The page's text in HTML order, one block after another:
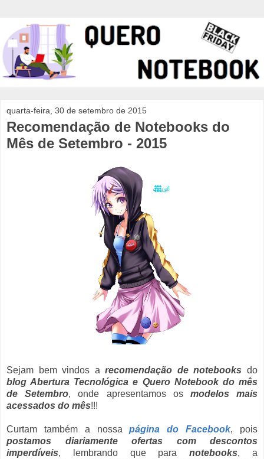
quarta-feira, 30 de setembro de 2015
Recomendação de Notebooks do
Mês de Setembro - 2015
Sejam bem vindos arecomendação de notebooks do
blog Abertura Tecnológica e Quero Notebook do mês
de Setembro, onde apresentamos os modelos mais
acessados do mês!!!
Curtam também a nossapágina do Facebook, pois
postamos diariamente ofertas com descontos
imperdíveis, lembrando que paranotebooks, a